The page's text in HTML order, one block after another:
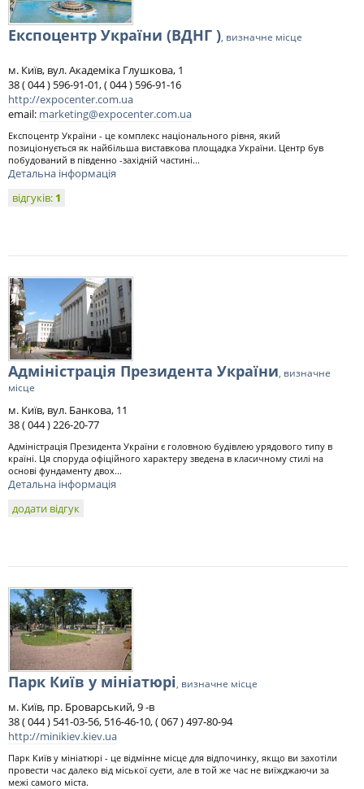
Експоцентр України (ВДНГ ), визначне місце
м. Київ, вул. Академіка Глушкова, 1
38 ( 044 ) 596-91-01, ( 044 ) 596-91-16
http://expocenter.com.ua
email: marketing@expocenter.com.ua
Експоцентр України - це комплекс національного рівня, який
позиціонується як найбільша виставкова площадка України. Центр був
побудований в південно -західній частині...
Детальна інформація
відгуків: 1
Адміністрація Президента України, визначне
місце
м. Київ, вул. Банкова, 11
38 ( 044 ) 226-20-77
Адміністрація Президента України є головною будівлею урядового типу в
країні. Ця споруда офіційного характеру зведена в класичному стилі на
основі фундаменту двох...
Детальна інформація
додати відгук
Парк Київ у мініатюрі, визначне місце
м. Київ, пр. Броварський, 9 -в
38 ( 044 ) 541-03-56, 516-46-10, ( 067 ) 497-80-94
http://minikiev.kiev.ua
Парк Київ у мініатюрі - це відмінне місце для відпочинку, якщо ви захотіли
провести час далеко від міської суєти, але в той же час не виїжджаючи за
межі самого міста.